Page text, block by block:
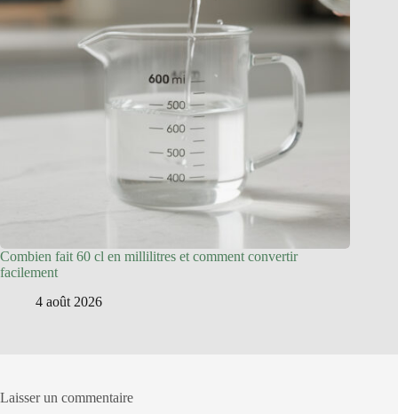
Combien fait 60 cl en millilitres et comment convertir
facilement
4 août 2026
Laisser un commentaire